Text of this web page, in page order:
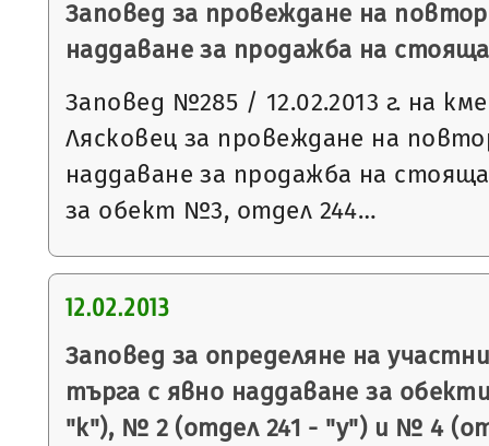
Заповед за провеждане на
наддаване за продажба на
Заповед №285 / 12.02.2013 г. на
Лясковец за провеждане на
наддаване за продажба на
за обект №3, отдел 244…
12.02.2013
Заповед за определяне на
търга с явно наддаване за
"к"), № 2 (отдел 241 - "у") и № 4